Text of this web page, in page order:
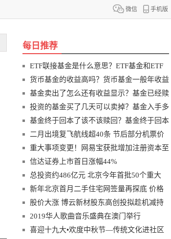
微信 手机版
每日推荐
ETF联接基金是什么意思？ETF基金和ETF
联
货币基金的收益高吗？货币基金一般年收益
基金卖出了怎么还有收益显示？基金已经赎
投资的基金买了几天可以卖掉？基金入手多
基金终于回本了该不该赎回？基金终于回本
二月出境复飞航线超40条 节后部分机票价
重大事项变更！网易宝获批增加注册资本至
信达证券上市首日涨幅44%
总投资约486亿元 北京今年首批50个重大
新年北京首月二手住宅网签量再探底 价格
股价大涨 博云新材股东高创投拟趁机减持
2019华人歌曲音乐盛典在澳门举行
喜迎十九大•欢度中秋节—传统文化进社区